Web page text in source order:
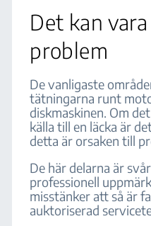
Det kan
problem
De vanligaste
tätningarna runt
diskmaskinen. Om
källa till en läcka är
detta är orsaken till
De här delarna är
professionell
misstänker att så är
auktoriserad